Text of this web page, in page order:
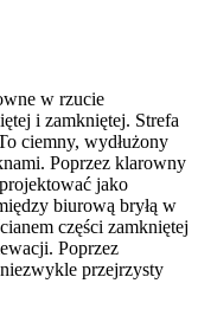
w rzucie
i zamkniętej. Strefa
ciemny, wydłużony
Poprzez klarowny
jako
biurową bryłą w
części zamkniętej
Poprzez
przejrzysty